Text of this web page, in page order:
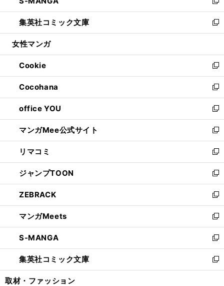
開
く
ウ
で
開
ィ
ン
ド
ウ
開
く
い
ウ
ィ
ン
ウ
で
開
く
新
し
い
ウ
ン
ド
ウ
で
開
く
集英社コミック文庫
新
し
ウ
ィ
ン
ド
ウ
で
開
く
女性マンガ
Cookie
新
し
い
ウ
ィ
ン
ド
ウ
で
開
く
Cocohana
新
し
い
ウ
ィ
ン
ド
ウ
で
開
く
office YOU
新
し
い
ウ
ィ
ン
ド
ウ
で
開
く
マンガMee公式サイト
新
し
い
ウ
ィ
ン
ド
ウ
で
開
く
リマコミ
新
し
い
ウ
ィ
ン
ド
ウ
で
開
く
ジャンプTOON
新
し
い
ウ
ィ
ン
ド
ウ
で
開
ZEBRACK
新
し
い
ウ
ィ
ン
ド
ウ
マンガMeets
新
し
い
ウ
ィ
ン
S-MANGA
新
し
い
ウ
集英社コミック文庫
新
し
取材・ファッション